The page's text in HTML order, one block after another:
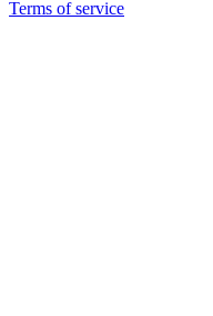
Terms of service